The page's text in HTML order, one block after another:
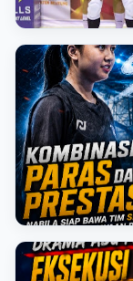
OLAHRAGA
Juara Bertahan
A Menang Telak
📅 8 Agustus 2026
OLAHRAGA